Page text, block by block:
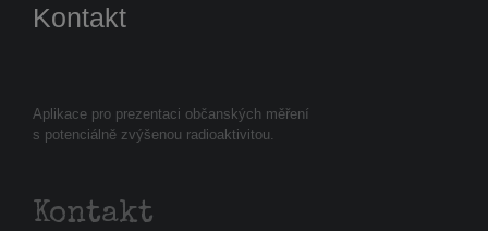
Aplikace pro prezentaci občanských měření
s potenciálně zvýšenou radioaktivitou.
Kontakt
Kontakt